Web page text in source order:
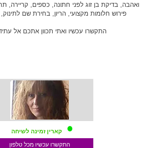
ואהבה, בדיקת בן זוג לפני חתונה, כספים, קריירה,
פירוש חלומות מקצועי, הריון, בחירת שם לתינוק,
התקשרו עכשיו ואתי תכוון אתכם אל
קארין זמינה לשיחה
התקשרו עכשיו מכל טלפון